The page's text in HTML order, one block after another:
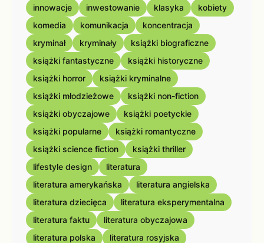
innowacje
inwestowanie klasyka
kobiety
komedia
komunikacja
koncentracja
kryminał
kryminały
książki biograficzne
książki fantastyczne
książki historyczne
książki horror
książki kryminalne
książki młodzieżowe
książki non-fiction
książki obyczajowe
książki poetyckie
książki popularne
książki romantyczne
książki science fiction
książki thriller
lifestyle design
literatura
literatura amerykańska
literatura angielska
literatura dziecięca
literatura eksperymentalna
literatura faktu
literatura obyczajowa
literatura polska
literatura rosyjska